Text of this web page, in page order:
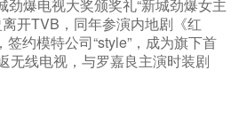
劲爆电视大奖颁奖礼“新城劲爆女主
开TVB，同年参演内地剧《红
约模特公司“style”，成为旗下首
无线电视，与罗嘉良主演时装剧